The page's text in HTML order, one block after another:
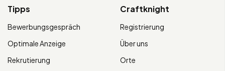
Tipps
Bewerbungsgespräch
Optimale Anzeige
Rekrutierung
Craftknight
Registrierung
Über uns
Orte